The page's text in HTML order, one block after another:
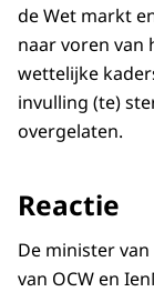
de Wet markt
naar voren van
wettelijke
invulling (te)
overgelaten.
Reactie
De minister
van OCW en